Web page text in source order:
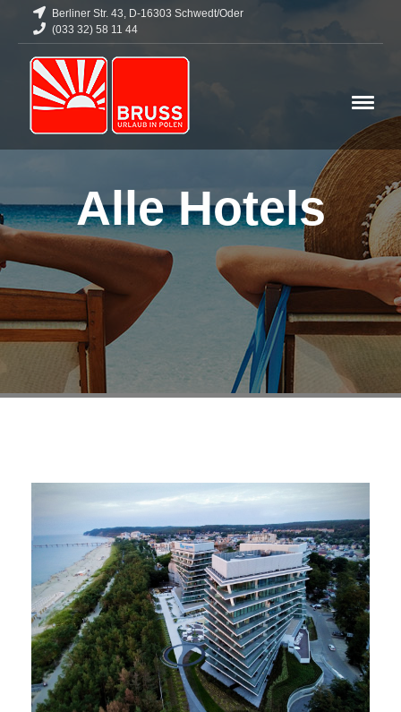
Berliner Str. 43, D-16303 Schwedt/Oder
(033 32) 58 11 44
Alle Hotels